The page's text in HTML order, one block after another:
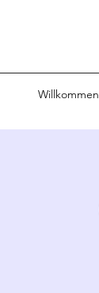
Willkommen